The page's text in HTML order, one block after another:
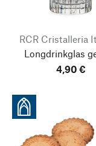
RCR Cristalleria
Longdrinkglas
4,90 €